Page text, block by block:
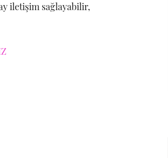
iletişim sağlayabilir,